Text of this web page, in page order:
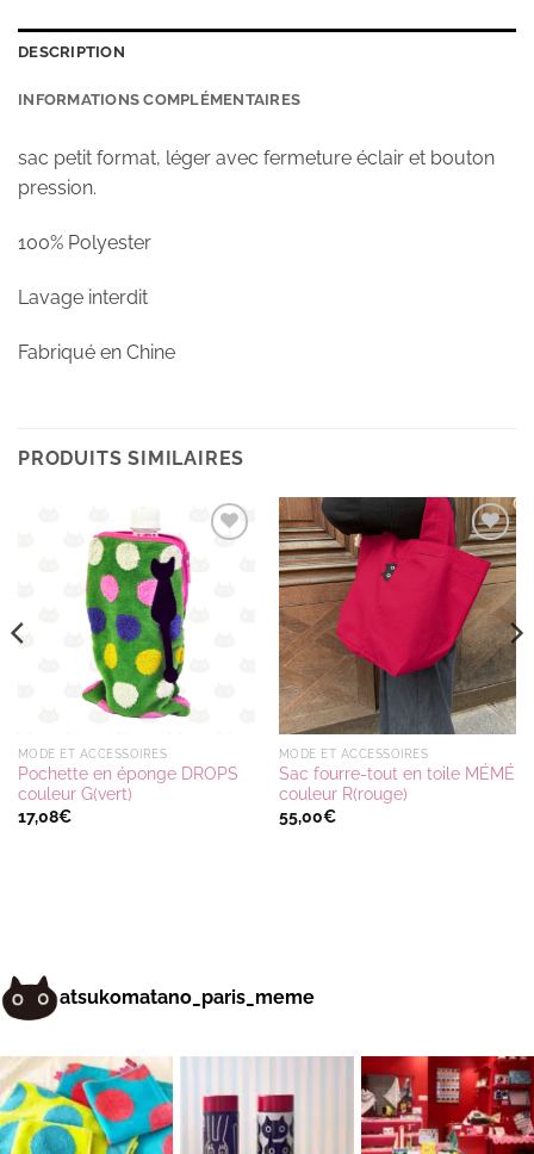
DESCRIPTION
INFORMATIONS COMPLÉMENTAIRES
sac petit format, léger avec fermeture éclair et bouton
pression.
100% Polyester
Lavage interdit
Fabriqué en Chine
PRODUITS SIMILAIRES
MODE ET ACCESSOIRES
Pochette en éponge DROPS
couleur G(vert)
17,08€
Ajouter
à la
wishlist
MODE ET ACCESSOIRES
Sac fourre-tout en toile MÉMÉ
couleur R(rouge)
55,00€
atsukomatano_paris_meme